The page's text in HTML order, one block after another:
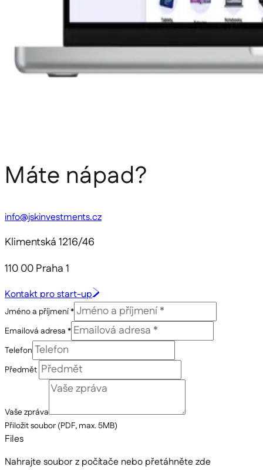
Máte nápad?
info@jskinvestments.cz
Klimentská 1216/46
110 00 Praha 1
Kontakt pro start-up
Jméno a příjmení *
Emailová adresa *
Telefon
Předmět
Vaše zpráva
Přiložit soubor (PDF, max. 5MB)
Files
Nahrajte soubor z počítače nebo přetáhněte zde